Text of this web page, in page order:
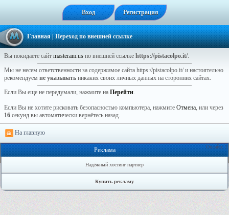
Вход Регистрация
Главная| Переход по внешней ссылке
Вы покидаете сайт masteram.us по внешней ссылке https://pistacolpo.it/.
Мы не несем ответственности за содержимое сайта https://pistacolpo.it/ и настоятельно
рекомендуем не указывать никаких своих личных данных на сторонних сайтах.
Если Вы еще не передумали, нажмите на Перейти.
Если Вы не хотите рисковать безопасностью компьютера, нажмите Отмена, или через
16 секунд вы автоматически вернётесь назад.
На главную
Онлайн: 1
Реклама
Надёжный хостинг партнер
Купить рекламу